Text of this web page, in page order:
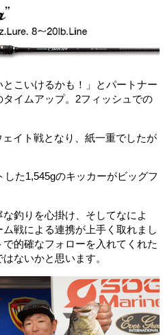
こいけるかも！」とパートナー
イムアップ。2フィッシュでの
イト戦となり、紙一重でしたが
した1,545gのキッカーがビッグフ
釣りを心掛け、そしてなによ
戦による連携が上手く取れまし
的確なフォローを入れてくれた
ないかと思います。